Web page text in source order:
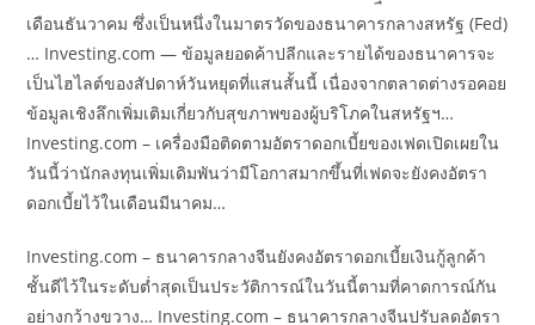
เดือนธันวาคม ซึ่งเป็นหนึ่งในมาตรวัดของธนาคารกลางสหรัฐ (Fed)
… Investing.com — ข้อมูลยอดค้าปลีกและรายได้ของธนาคารจะ
เป็นไฮไลต์ของสัปดาห์วันหยุดที่แสนสั้นนี้ เนื่องจากตลาดต่างรอคอย
ข้อมูลเชิงลึกเพิ่มเติมเกี่ยวกับสุขภาพของผู้บริโภคในสหรัฐฯ…
Investing.com – เครื่องมือติดตามอัตราดอกเบี้ยของเฟดเปิดเผยใน
วันนี้ว่านักลงทุนเพิ่มเดิมพันว่ามีโอกาสมากขึ้นที่เฟดจะยังคงอัตรา
ดอกเบี้ยไว้ในเดือนมีนาคม…
Investing.com – ธนาคารกลางจีนยังคงอัตราดอกเบี้ยเงินกู้ลูกค้า
ชั้นดีไว้ในระดับต่ำสุดเป็นประวัติการณ์ในวันนี้ตามที่คาดการณ์กัน
อย่างกว้างขวาง… Investing.com – ธนาคารกลางจีนปรับลดอัตรา